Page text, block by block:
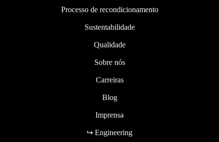
Processo de recondicionamento
Sustentabilidade
Qualidade
Sobre nós
Carreiras
Blog
Imprensa
↪ Engineering